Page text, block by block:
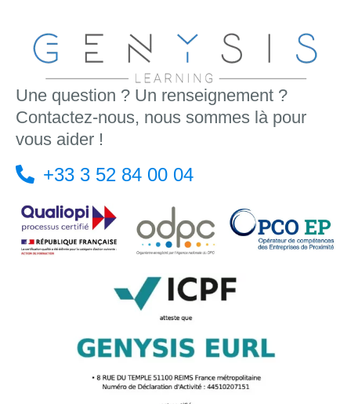
Une question ? Un renseignement ?
Contactez-nous, nous sommes là pour
vous aider !
+33 3 52 84 00 04